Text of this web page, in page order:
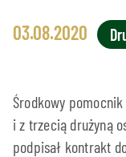
03.08.2020
Środkowy
i z trzecią drużyną
podpisał kontrakt